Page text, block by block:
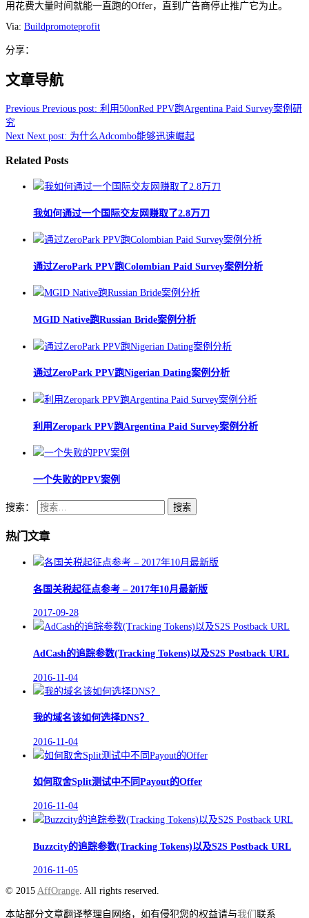
用花费大量时间就能一直跑的Offer，直到广告商停止推广它为止。
Via: Buildpromoteprofit
分享：
文章导航
Previous Previous post: 利用50onRed PPV跑Argentina Paid Survey案例研
究
Next Next post: 为什么Adcombo能够迅速崛起
Related Posts
我如何通过一个国际交友网赚取了2.8万刀
通过ZeroPark PPV跑Colombian Paid Survey案例分析
MGID Native跑Russian Bride案例分析
通过ZeroPark PPV跑Nigerian Dating案例分析
利用Zeropark PPV跑Argentina Paid Survey案例分析
一个失败的PPV案例
搜索：
热门文章
各国关税起征点参考 – 2017年10月最新版
2017-09-28
AdCash的追踪参数(Tracking Tokens)以及S2S Postback URL
2016-11-04
我的域名该如何选择DNS？
2016-11-04
如何取舍Split测试中不同Payout的Offer
2016-11-04
Buzzcity的追踪参数(Tracking Tokens)以及S2S Postback URL
2016-11-05
© 2015 AffOrange. All rights reserved.
本站部分文章翻译整理自网络，如有侵犯您的权益请与我们 联系